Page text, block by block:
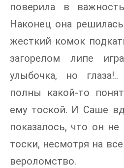
поверила в
Наконец она
жесткий комок
загорелом липе
улыбочка, но
полны какой-то
ему тоской. И Саше
показалось, что он не
тоски, несмотря на
вероломство.